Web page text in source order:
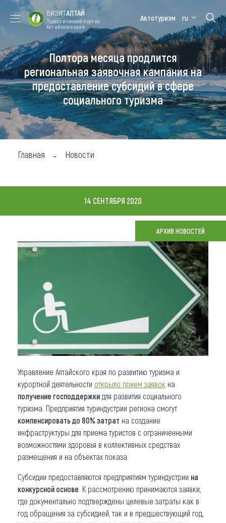
Форум VISIT
ALTAI
Цветение
маральника
Медицинский
форум
Алтайская
зимовка
Туры
Где побывать
Чем заняться
Где остановиться
Что привезти (сувениры)
Коллекция впечатлений
Другие рубрики
ВИЗИТАЛТАЙ
Туристический портал
Алтайского края
Автотуризм ru
Полтора месяца продлится
региональная заявочная кампания на
предоставление субсидий в сфере
социального туризма
Главная Новости
14 СЕНТЯБРЯ 2020
АРХИВ НОВОСТЕЙ
Управление Алтайского края по развитию туризма и
курортной деятельности открыло прием заявок на
получение господдержки для развития социального
туризма. Предприятия туриндустрии региона смогут
компенсировать до 80% затрат на создание
инфраструктуры для приема туристов с ограниченными
возможностями здоровья в коллективных средствах
размещения и на объектах показа.
Субсидии предоставляются предприятиям туриндустрии на
конкурсной основе . К рассмотрению принимаются заявки,
где документально подтверждены целевые затраты как в
год обращения за субсидией, так и в предшествующий год,